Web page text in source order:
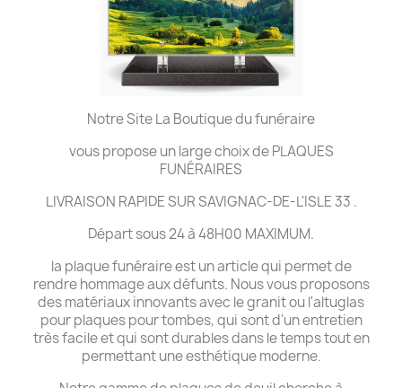
Notre Site La Boutique du funéraire
vous propose un large choix de PLAQUES
FUNÉRAIRES
LIVRAISON RAPIDE SUR SAVIGNAC-DE-L'ISLE 33 .
Départ sous 24 à 48H00 MAXIMUM.
la plaque funéraire est un article qui permet de
rendre hommage aux défunts. Nous vous proposons
des matériaux innovants avec le granit ou l'altuglas
pour plaques pour tombes, qui sont d'un entretien
très facile et qui sont durables dans le temps tout en
permettant une esthétique moderne.